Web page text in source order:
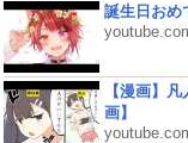
誕生日お
【漫画】
画】